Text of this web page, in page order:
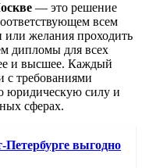
— это решение
всем
или желания проходить
дипломы для всех
и высшее. Каждый
с требованиями
юридическую силу и
сферах.
выгодно